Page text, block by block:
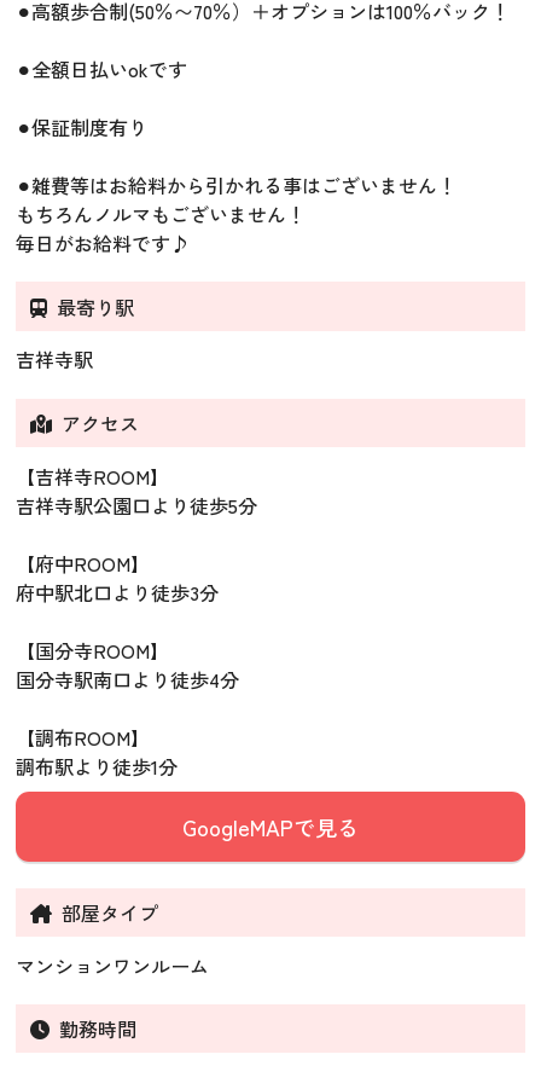
⚫︎高額歩合制(50％〜70％）＋オプションは100％バック！
⚫︎全額日払いokです
⚫︎保証制度有り
⚫︎雑費等はお給料から引かれる事はございません！
もちろんノルマもございません！
毎日がお給料です♪
最寄り駅
吉祥寺駅
アクセス
【吉祥寺ROOM】
吉祥寺駅公園口より徒歩5分
【府中ROOM】
府中駅北口より徒歩3分
【国分寺ROOM】
国分寺駅南口より徒歩4分
【調布ROOM】
調布駅より徒歩1分
GoogleMAPで見る
部屋タイプ
マンションワンルーム
勤務時間